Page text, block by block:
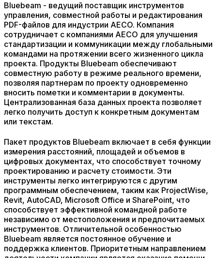
Bluebeam - ведущий поставщик инструментов
управления, совместной работы и редактирования
PDF-файлов для индустрии AECO. Компания
сотрудничает с компаниями AECO для улучшения
стандартизации и коммуникации между глобальными
командами на протяжении всего жизненного цикла
проекта. Продукты Bluebeam обеспечивают
совместную работу в режиме реального времени,
позволяя партнерам по проекту одновременно
вносить пометки и комментарии в документы.
Централизованная база данных проекта позволяет
легко получить доступ к конкретным документам
или текстам.
Пакет продуктов Bluebeam включает в себя функции
измерения расстояний, площадей и объемов в
цифровых документах, что способствует точному
проектированию и расчету стоимости. Эти
инструменты легко интегрируются с другим
программным обеспечением, таким как ProjectWise,
Revit, AutoCAD, Microsoft Office и SharePoint, что
способствует эффективной командной работе
независимо от местоположения и предпочитаемых
инструментов. Отличительной особенностью
Bluebeam является постоянное обучение и
поддержка клиентов. Приоритетным направлением